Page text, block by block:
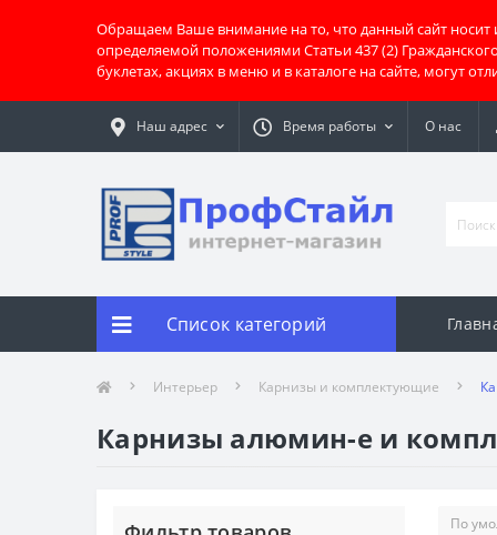
Обращаем Ваше внимание на то, что данный сайт носит
определяемой положениями Статьи 437 (2)
буклетах, акциях в меню и в каталоге на сайте, могут
Наш адрес Время работы О нас
Список категорий
Интерьер Карнизы и комплектующие
Карнизы алюмин-е и